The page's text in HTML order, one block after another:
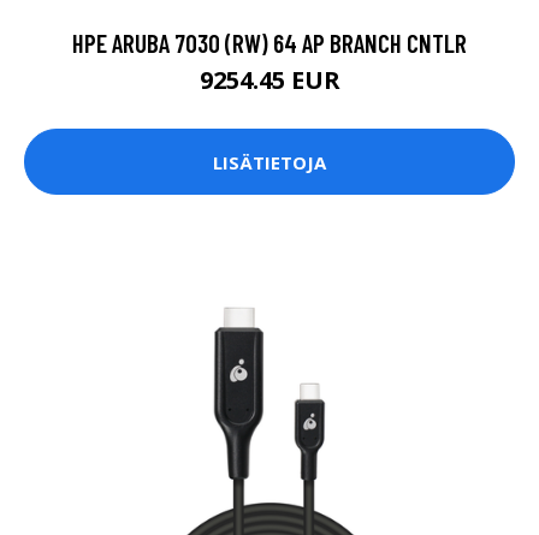
HPE ARUBA 7030 (RW) 64 AP BRANCH CNTLR
9254.45 EUR
LISÄTIETOJA